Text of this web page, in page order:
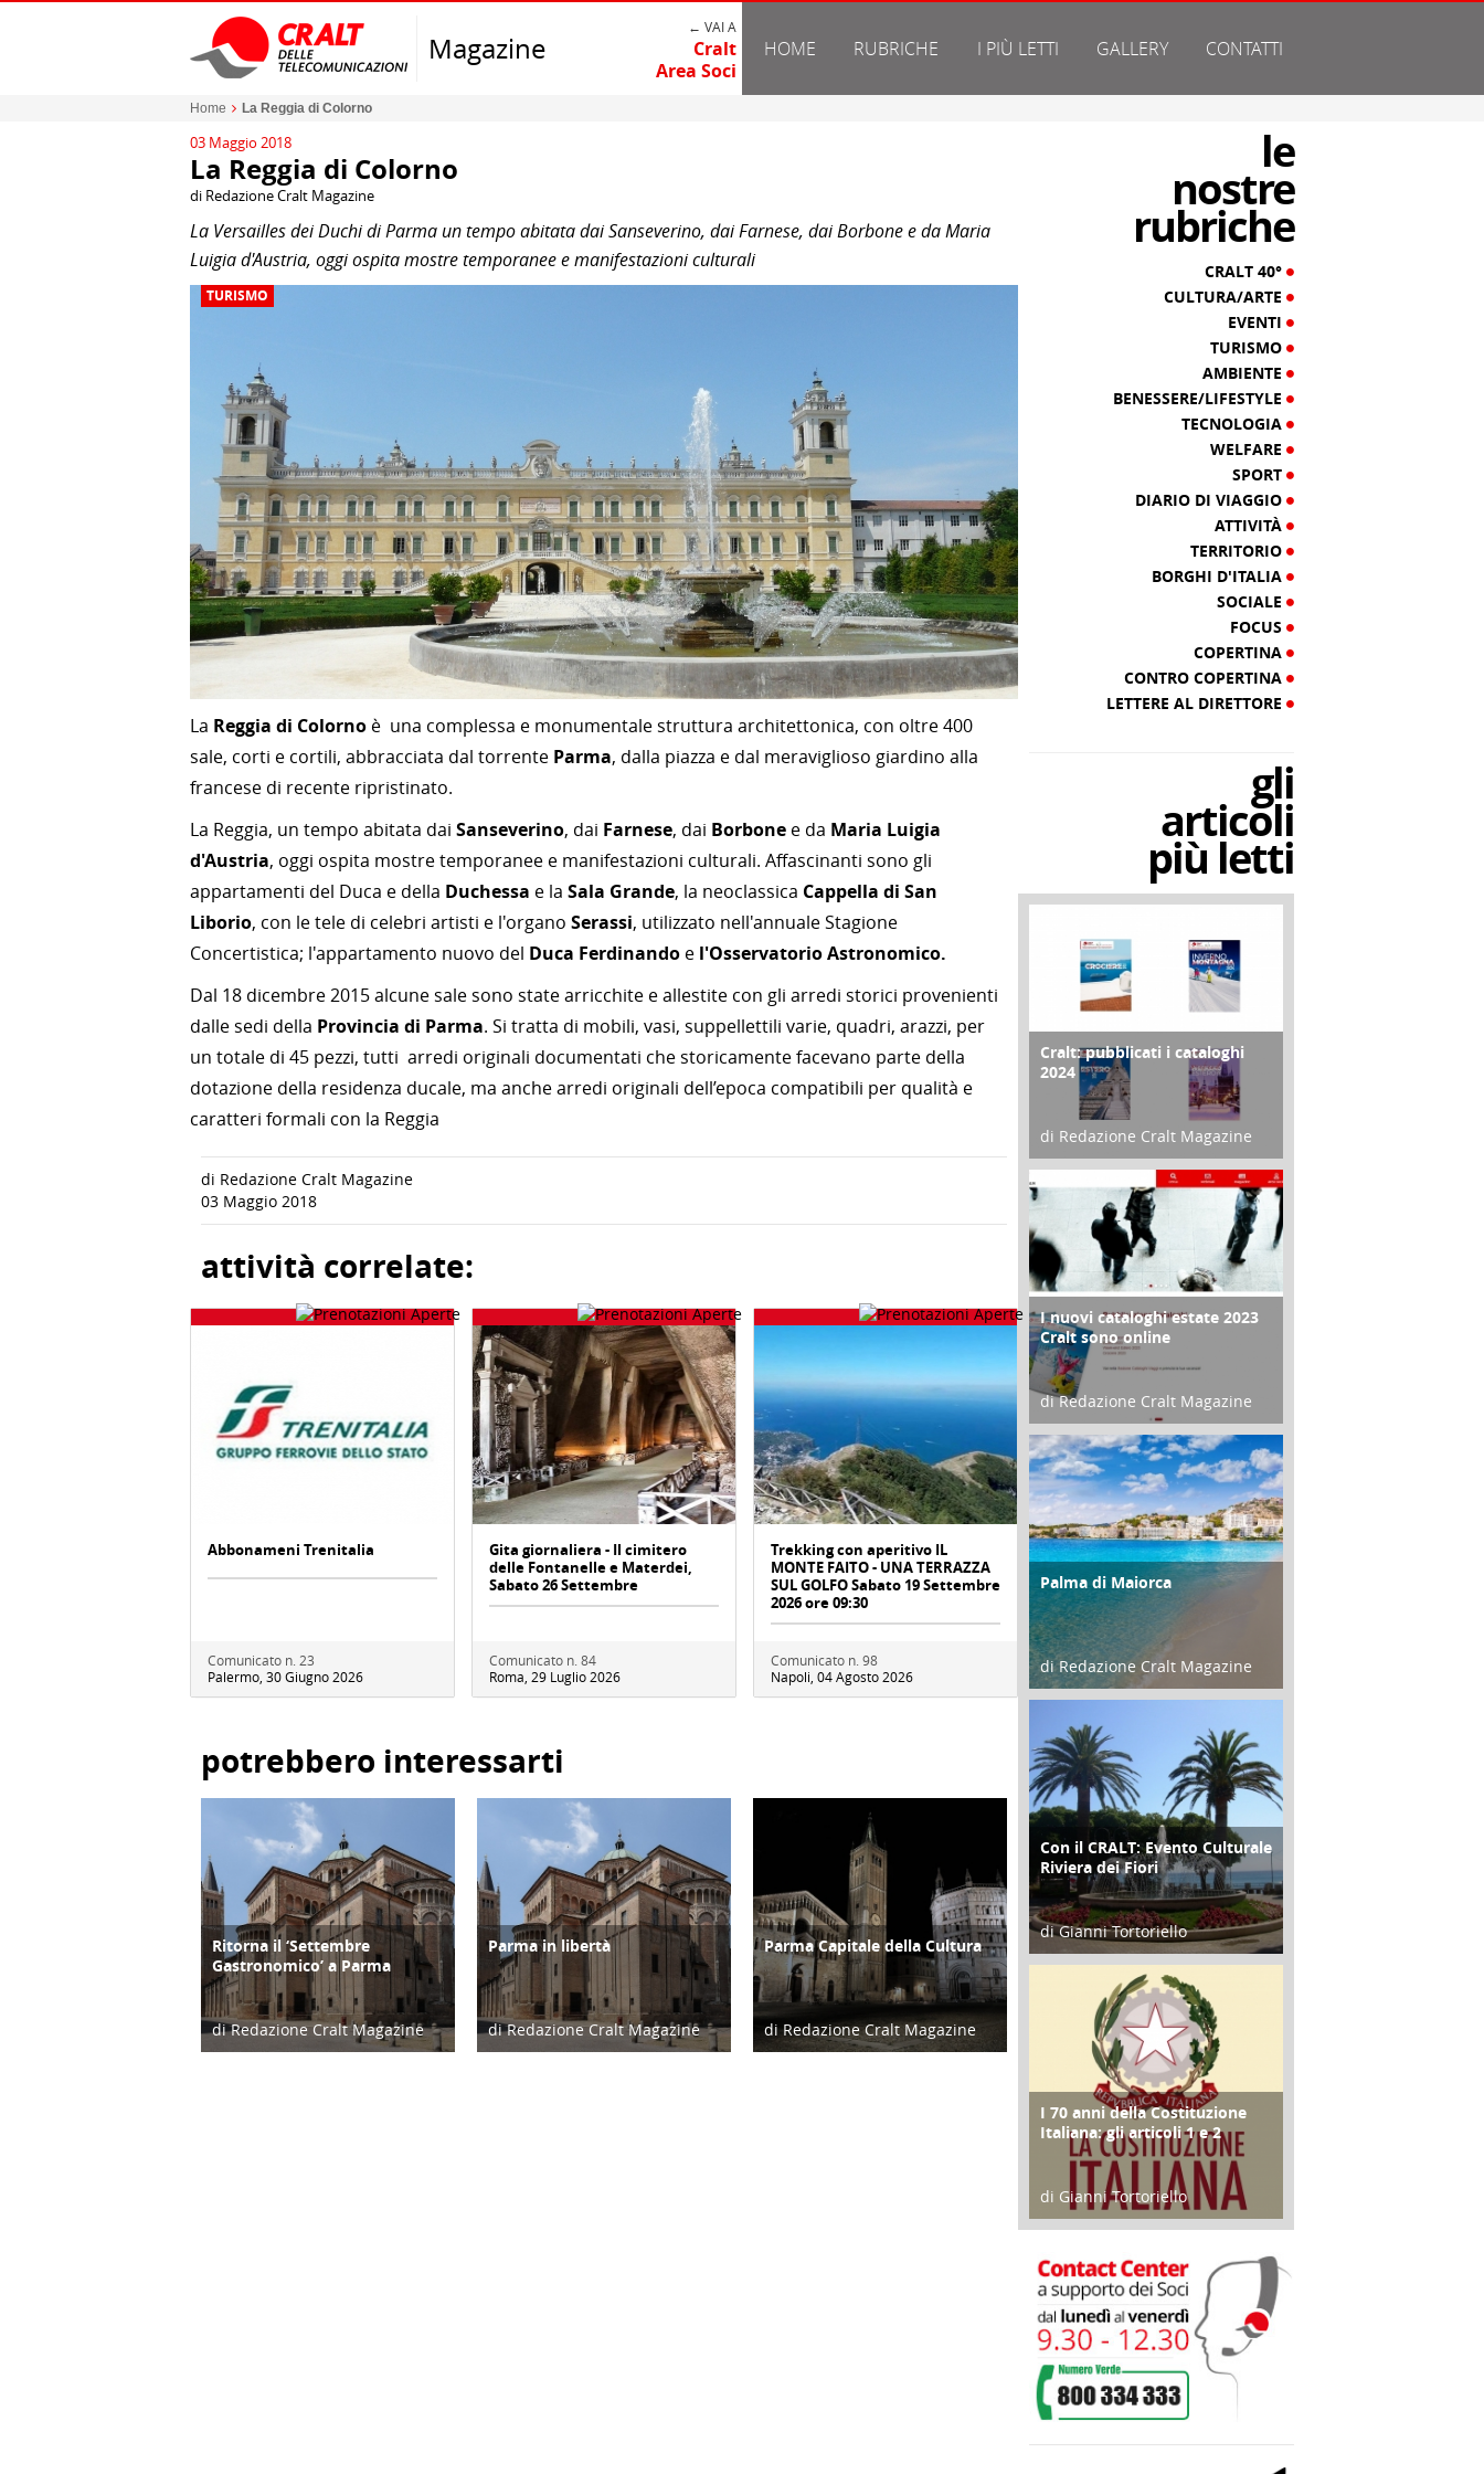
Magazine
← VAI A
Cralt
Area Soci
HOME RUBRICHE I PIÙ LETTI GALLERY CONTATTI
Home La Reggia di Colorno
03 Maggio 2018
La Reggia di Colorno
di Redazione Cralt Magazine
La Versailles dei Duchi di Parma un tempo abitata dai Sanseverino, dai Farnese, dai Borbone e da Maria
Luigia d'Austria, oggi ospita mostre temporanee e manifestazioni culturali
TURISMO
La Reggia di Colorno è una complessa e monumentale struttura architettonica, con oltre 400
sale, corti e cortili, abbracciata dal torrente Parma, dalla piazza e dal meraviglioso giardino alla
francese di recente ripristinato.
La Reggia, un tempo abitata dai Sanseverino, dai Farnese, dai Borbone e da Maria Luigia
d'Austria, oggi ospita mostre temporanee e manifestazioni culturali. Affascinanti sono gli
appartamenti del Duca e della Duchessa e la Sala Grande, la neoclassica Cappella di San
Liborio, con le tele di celebri artisti e l'organo Serassi, utilizzato nell'annuale Stagione
Concertistica; l'appartamento nuovo del Duca Ferdinando e l'Osservatorio Astronomico.
Dal 18 dicembre 2015 alcune sale sono state arricchite e allestite con gli arredi storici provenienti
dalle sedi della Provincia di Parma. Si tratta di mobili, vasi, suppellettili varie, quadri, arazzi, per
un totale di 45 pezzi, tutti arredi originali documentati che storicamente facevano parte della
dotazione della residenza ducale, ma anche arredi originali dell’epoca compatibili per qualità e
caratteri formali con la Reggia
di Redazione Cralt Magazine
03 Maggio 2018
attività correlate:
Abbonameni Trenitalia
Comunicato n. 23
Palermo, 30 Giugno 2026
Gita giornaliera - Il cimitero
delle Fontanelle e Materdei,
Sabato 26 Settembre
Comunicato n. 84
Roma, 29 Luglio 2026
Trekking con aperitivo IL
MONTE FAITO - UNA TERRAZZA
SUL GOLFO Sabato 19 Settembre
2026 ore 09:30
Comunicato n. 98
Napoli, 04 Agosto 2026
potrebbero interessarti
TERRITORIO
Ritorna il ‘Settembre
Gastronomico’ a Parma
di Redazione Cralt Magazine
TURISMO
Parma in libertà
di Redazione Cralt Magazine
ATTIVITÀ
Parma Capitale della Cultura
di Redazione Cralt Magazine
le
nostre
rubriche
CRALT 40°
CULTURA/ARTE
EVENTI
TURISMO
AMBIENTE
BENESSERE/LIFESTYLE
TECNOLOGIA
WELFARE
SPORT
DIARIO DI VIAGGIO
ATTIVITÀ
TERRITORIO
BORGHI D'ITALIA
SOCIALE
FOCUS
COPERTINA
CONTRO COPERTINA
LETTERE AL DIRETTORE
gli
articoli
più letti
COPERTINA
Cralt: pubblicati i cataloghi
2024
di Redazione Cralt Magazine
21 Novembre 2023
CONTRO COPERTINA
I nuovi cataloghi estate 2023
Cralt sono online
di Redazione Cralt Magazine
07 Marzo 2023
ATTIVITÀ
Palma di Maiorca
di Redazione Cralt Magazine
25 Giugno 2016
ATTIVITÀ
Con il CRALT: Evento Culturale
Riviera dei Fiori
di Gianni Tortoriello
16 Febbraio 2018
FOCUS
I 70 anni della Costituzione
Italiana: gli articoli 1 e 2
di Gianni Tortoriello
17 Marzo 2018